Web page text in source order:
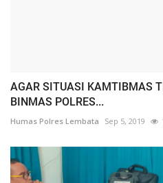
AGAR SITUASI KAMTIBMAS
BINMAS POLRES...
Humas Polres Lembata Sep 5, 2019